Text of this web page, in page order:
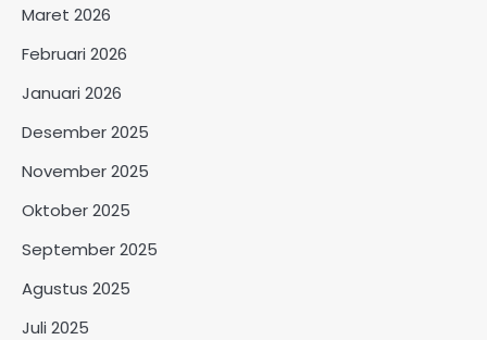
Maret 2026
Februari 2026
Januari 2026
Desember 2025
November 2025
Oktober 2025
September 2025
Agustus 2025
Juli 2025